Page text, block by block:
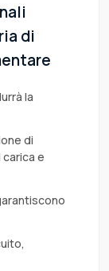
di
la
di
e